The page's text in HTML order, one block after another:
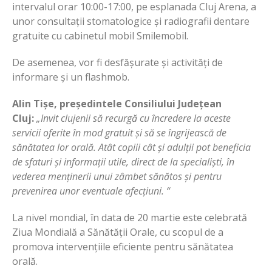
intervalul orar 10:00-17:00, pe esplanada Cluj Arena, a
unor consultații stomatologice și radiografii dentare
gratuite cu cabinetul mobil Smilemobil.
De asemenea, vor fi desfășurate și activități de
informare și un flashmob.
Alin Tișe, președintele Consiliului Județean
Cluj:„Invit clujenii să recurgă cu încredere la aceste
servicii oferite în mod gratuit și să se îngrijească de
sănătatea lor orală. Atât copiii cât și adulții pot beneficia
de sfaturi și informații utile, direct de la specialiști, în
vederea menținerii unui zâmbet sănătos și pentru
prevenirea unor eventuale afecțiuni. “
La nivel mondial, în data de 20 martie este celebrată
Ziua Mondială a Sănătății Orale, cu scopul de a
promova intervențiile eficiente pentru sănătatea
orală.